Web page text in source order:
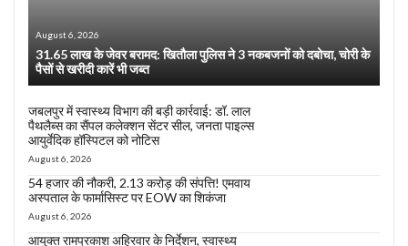
August 6, 2026
31.65 लाख के जेवर बरामद: खितौला पुलिस ने 3 नकबजनों को दबोचा, चोरी के
पैसों से खरीदी कारें भी जब्त
जबलपुर में स्वास्थ्य विभाग की बड़ी कार्रवाई: डॉ. लाल
पैथलैब्स का सैंपल कलेक्शन सेंटर सील, जनता पाइल्स
आयुर्वेदिक हॉस्पिटल को नोटिस
August 6, 2026
54 हजार की नौकरी, 2.13 करोड़ की संपत्ति! एमवाय
अस्पताल के फार्मासिस्ट पर EOW का शिकंजा
August 6, 2026
आयुक्त रामप्रकाश अहिरवार के निर्देशन, स्वास्थ्य